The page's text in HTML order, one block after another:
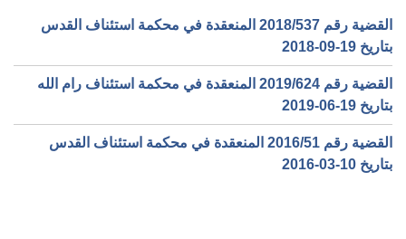
القضية رقم ‎537‏/‎2018‏ المنعقدة في محكمة استئناف القدس
بتاريخ ‎2018-09-19‏
القضية رقم ‎624‏/‎2019‏ المنعقدة في محكمة استئناف رام الله
بتاريخ ‎2019-06-19‏
القضية رقم ‎51‏/‎2016‏ المنعقدة في محكمة استئناف القدس
بتاريخ ‎2016-03-10‏